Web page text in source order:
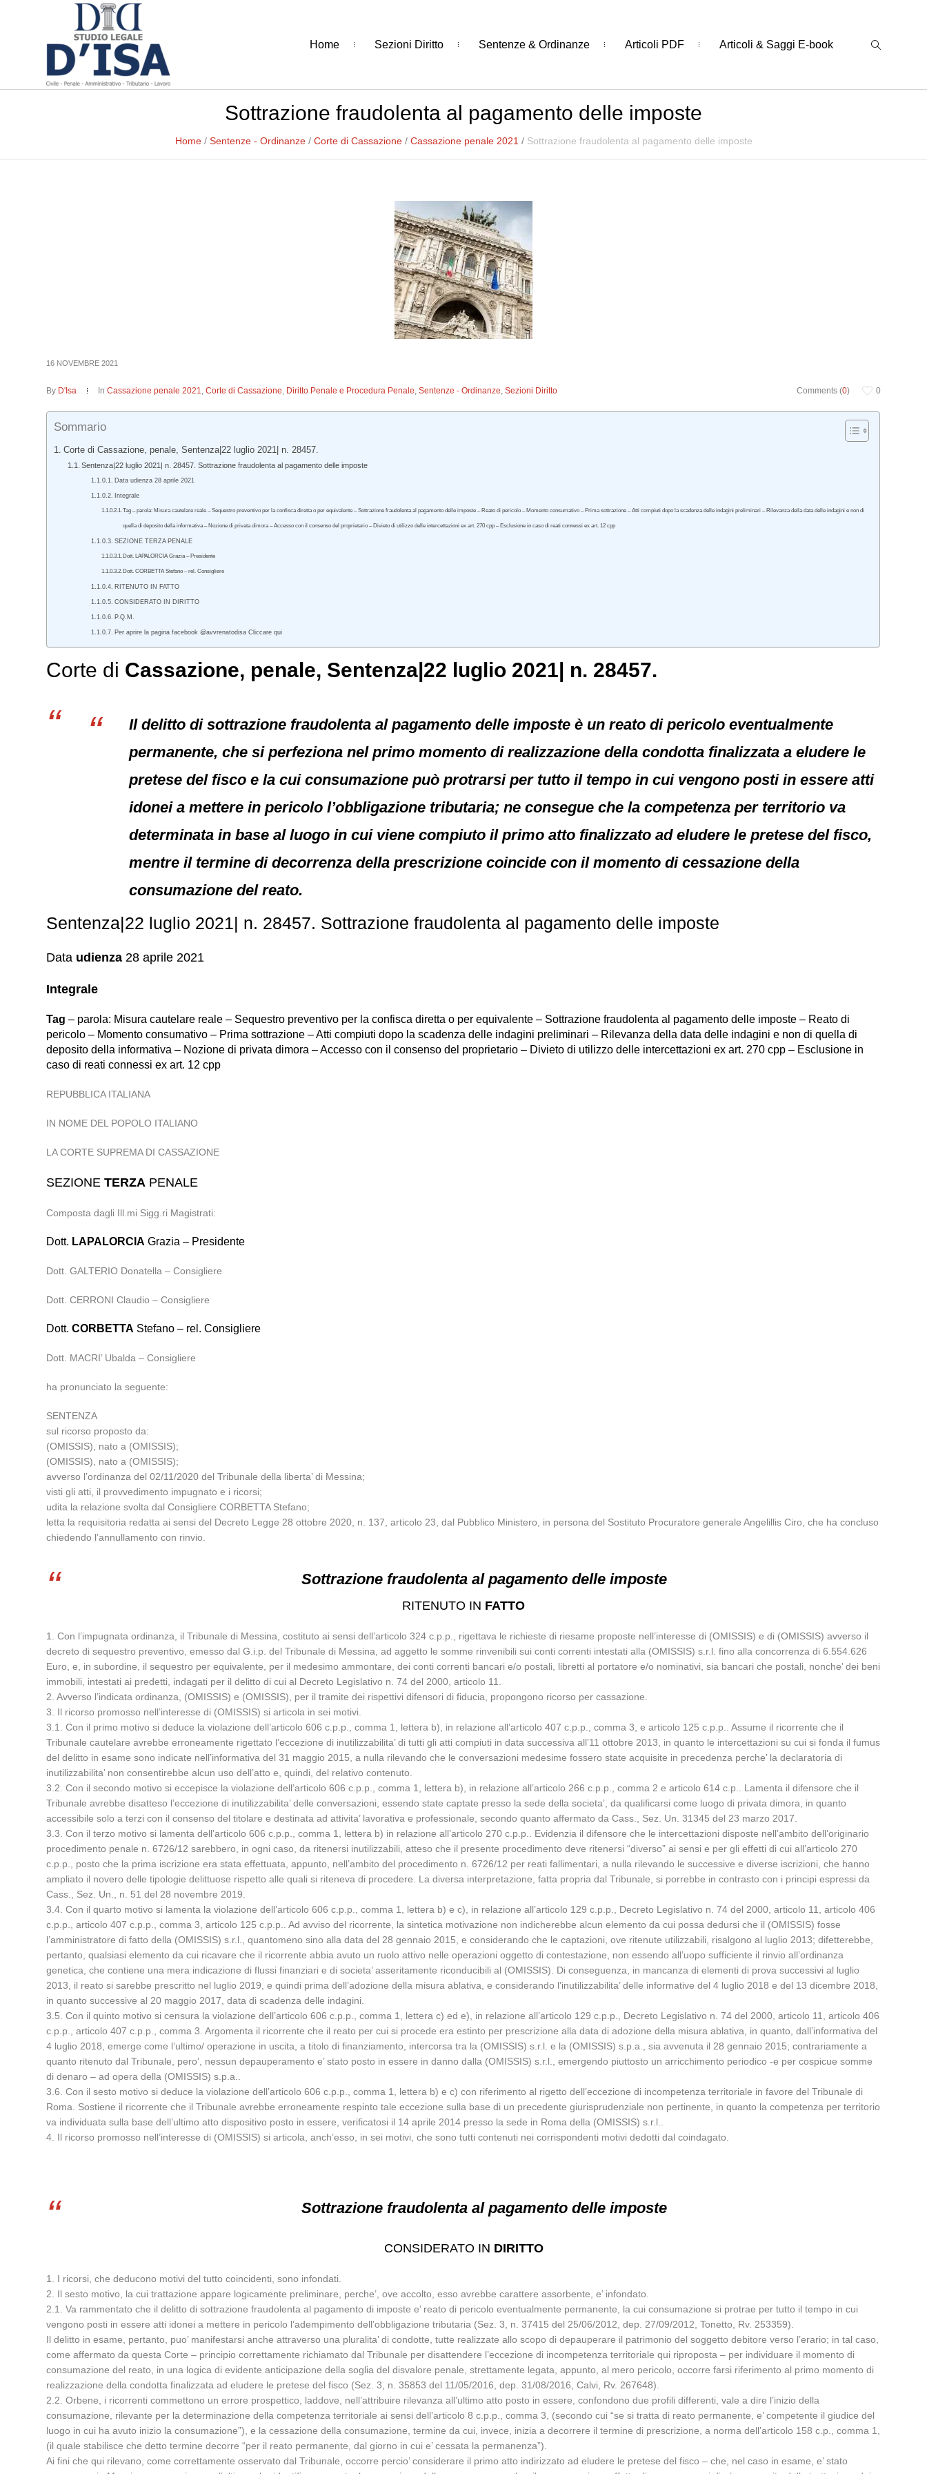
Home Sezioni Diritto Sentenze & Ordinanze Articoli PDF Articoli & Saggi E-book
Sottrazione fraudolenta al pagamento delle imposte
Home / Sentenze - Ordinanze / Corte di Cassazione / Cassazione penale 2021 / Sottrazione fraudolenta al pagamento delle imposte
16 NOVEMBRE 2021
Comments (0) 0
By D'Isa InCassazione penale 2021,Corte di Cassazione, Diritto Penale e Procedura Penale,Sentenze - Ordinanze,Sezioni Diritto
Sommario
Corte di Cassazione, penale, Sentenza|22 luglio 2021| n. 28457.
Sentenza|22 luglio 2021| n. 28457. Sottrazione fraudolenta al pagamento delle imposte
Data udienza 28 aprile 2021
Integrale
Tag – parola: Misura cautelare reale – Sequestro preventivo per la confisca diretta o per equivalente – Sottrazione fraudolenta al pagamento delle imposte – Reato di pericolo – Momento consumativo – Prima sottrazione – Atti compiuti dopo la scadenza delle indagini preliminari – Rilevanza della data delle indagini e non di
quella di deposito della informativa – Nozione di privata dimora – Accesso con il consenso del proprietario – Divieto di utilizzo delle intercettazioni ex art. 270 cpp – Esclusione in caso di reati connessi ex art. 12 cpp
SEZIONE TERZA PENALE
Dott. LAPALORCIA Grazia – Presidente
Dott. CORBETTA Stefano – rel. Consigliere
RITENUTO IN FATTO
CONSIDERATO IN DIRITTO
P.Q.M.
Per aprire la pagina facebook @avvrenatodisa Cliccare qui
Corte di Cassazione, penale, Sentenza|22 luglio 2021| n. 28457.
Il delitto di sottrazione fraudolenta al pagamento delle imposte è un reato di pericolo eventualmente
permanente, che si perfeziona nel primo momento di realizzazione della condotta finalizzata a eludere le
pretese del fisco e la cui consumazione può protrarsi per tutto il tempo in cui vengono posti in essere atti
idonei a mettere in pericolo l’obbligazione tributaria; ne consegue che la competenza per territorio va
determinata in base al luogo in cui viene compiuto il primo atto finalizzato ad eludere le pretese del fisco,
mentre il termine di decorrenza della prescrizione coincide con il momento di cessazione della
consumazione del reato.
Sentenza|22 luglio 2021| n. 28457. Sottrazione fraudolenta al pagamento delle imposte
Data udienza 28 aprile 2021
Integrale
Tag – parola: Misura cautelare reale – Sequestro preventivo per la confisca diretta o per equivalente – Sottrazione fraudolenta al pagamento delle imposte – Reato di
pericolo – Momento consumativo – Prima sottrazione – Atti compiuti dopo la scadenza delle indagini preliminari – Rilevanza della data delle indagini e non di quella di
deposito della informativa – Nozione di privata dimora – Accesso con il consenso del proprietario – Divieto di utilizzo delle intercettazioni ex art. 270 cpp – Esclusione in
caso di reati connessi ex art. 12 cpp
REPUBBLICA ITALIANA
IN NOME DEL POPOLO ITALIANO
LA CORTE SUPREMA DI CASSAZIONE
SEZIONETERZA PENALE
Composta dagli Ill.mi Sigg.ri Magistrati:
Dott. LAPALORCIA Grazia – Presidente
Dott. GALTERIO Donatella – Consigliere
Dott. CERRONI Claudio – Consigliere
Dott.CORBETTA Stefano – rel. Consigliere
Dott. MACRI’ Ubalda – Consigliere
ha pronunciato la seguente:
SENTENZA
sul ricorso proposto da:
(OMISSIS), nato a (OMISSIS);
(OMISSIS), nato a (OMISSIS);
avverso l’ordinanza del 02/11/2020 del Tribunale della liberta’ di Messina;
visti gli atti, il provvedimento impugnato e i ricorsi;
udita la relazione svolta dal Consigliere CORBETTA Stefano;
letta la requisitoria redatta ai sensi del Decreto Legge 28 ottobre 2020, n. 137, articolo 23, dal Pubblico Ministero, in persona del Sostituto Procuratore generale Angelillis Ciro, che ha concluso
chiedendo l’annullamento con rinvio.
Sottrazione fraudolenta al pagamento delle imposte
RITENUTO IN FATTO
1. Con l’impugnata ordinanza, il Tribunale di Messina, costituto ai sensi dell’articolo 324 c.p.p., rigettava le richieste di riesame proposte nell’interesse di (OMISSIS) e di (OMISSIS) avverso il
decreto di sequestro preventivo, emesso dal G.i.p. del Tribunale di Messina, ad aggetto le somme rinvenibili sui conti correnti intestati alla (OMISSIS) s.r.l. fino alla concorrenza di 6.554.626
Euro, e, in subordine, il sequestro per equivalente, per il medesimo ammontare, dei conti correnti bancari e/o postali, libretti al portatore e/o nominativi, sia bancari che postali, nonche’ dei beni
immobili, intestati ai predetti, indagati per il delitto di cui al Decreto Legislativo n. 74 del 2000, articolo 11.
2. Avverso l’indicata ordinanza, (OMISSIS) e (OMISSIS), per il tramite dei rispettivi difensori di fiducia, propongono ricorso per cassazione.
3. Il ricorso promosso nell’interesse di (OMISSIS) si articola in sei motivi.
3.1. Con il primo motivo si deduce la violazione dell’articolo 606 c.p.p., comma 1, lettera b), in relazione all’articolo 407 c.p.p., comma 3, e articolo 125 c.p.p.. Assume il ricorrente che il
Tribunale cautelare avrebbe erroneamente rigettato l’eccezione di inutilizzabilita’ di tutti gli atti compiuti in data successiva all’11 ottobre 2013, in quanto le intercettazioni su cui si fonda il fumus
del delitto in esame sono indicate nell’informativa del 31 maggio 2015, a nulla rilevando che le conversazioni medesime fossero state acquisite in precedenza perche’ la declaratoria di
inutilizzabilita’ non consentirebbe alcun uso dell’atto e, quindi, del relativo contenuto.
3.2. Con il secondo motivo si eccepisce la violazione dell’articolo 606 c.p.p., comma 1, lettera b), in relazione all’articolo 266 c.p.p., comma 2 e articolo 614 c.p.. Lamenta il difensore che il
Tribunale avrebbe disatteso l’eccezione di inutilizzabilita’ delle conversazioni, essendo state captate presso la sede della societa’, da qualificarsi come luogo di privata dimora, in quanto
accessibile solo a terzi con il consenso del titolare e destinata ad attivita’ lavorativa e professionale, secondo quanto affermato da Cass., Sez. Un. 31345 del 23 marzo 2017.
3.3. Con il terzo motivo si lamenta dell’articolo 606 c.p.p., comma 1, lettera b) in relazione all’articolo 270 c.p.p.. Evidenzia il difensore che le intercettazioni disposte nell’ambito dell’originario
procedimento penale n. 6726/12 sarebbero, in ogni caso, da ritenersi inutilizzabili, atteso che il presente procedimento deve ritenersi “diverso” ai sensi e per gli effetti di cui all’articolo 270
c.p.p., posto che la prima iscrizione era stata effettuata, appunto, nell’ambito del procedimento n. 6726/12 per reati fallimentari, a nulla rilevando le successive e diverse iscrizioni, che hanno
ampliato il novero delle tipologie delittuose rispetto alle quali si riteneva di procedere. La diversa interpretazione, fatta propria dal Tribunale, si porrebbe in contrasto con i principi espressi da
Cass., Sez. Un., n. 51 del 28 novembre 2019.
3.4. Con il quarto motivo si lamenta la violazione dell’articolo 606 c.p.p., comma 1, lettera b) e c), in relazione all’articolo 129 c.p.p., Decreto Legislativo n. 74 del 2000, articolo 11, articolo 406
c.p.p., articolo 407 c.p.p., comma 3, articolo 125 c.p.p.. Ad avviso del ricorrente, la sintetica motivazione non indicherebbe alcun elemento da cui possa dedursi che il (OMISSIS) fosse
l’amministratore di fatto della (OMISSIS) s.r.l., quantomeno sino alla data del 28 gennaio 2015, e considerando che le captazioni, ove ritenute utilizzabili, risalgono al luglio 2013; difetterebbe,
pertanto, qualsiasi elemento da cui ricavare che il ricorrente abbia avuto un ruolo attivo nelle operazioni oggetto di contestazione, non essendo all’uopo sufficiente il rinvio all’ordinanza
genetica, che contiene una mera indicazione di flussi finanziari e di societa’ asseritamente riconducibili al (OMISSIS). Di conseguenza, in mancanza di elementi di prova successivi al luglio
2013, il reato si sarebbe prescritto nel luglio 2019, e quindi prima dell’adozione della misura ablativa, e considerando l’inutilizzabilita’ delle informative del 4 luglio 2018 e del 13 dicembre 2018,
in quanto successive al 20 maggio 2017, data di scadenza delle indagini.
3.5. Con il quinto motivo si censura la violazione dell’articolo 606 c.p.p., comma 1, lettera c) ed e), in relazione all’articolo 129 c.p.p., Decreto Legislativo n. 74 del 2000, articolo 11, articolo 406
c.p.p., articolo 407 c.p.p., comma 3. Argomenta il ricorrente che il reato per cui si procede era estinto per prescrizione alla data di adozione della misura ablativa, in quanto, dall’informativa del
4 luglio 2018, emerge come l’ultimo/ operazione in uscita, a titolo di finanziamento, intercorsa tra la (OMISSIS) s.r.l. e la (OMISSIS) s.p.a., sia avvenuta il 28 gennaio 2015; contrariamente a
quanto ritenuto dal Tribunale, pero’, nessun depauperamento e’ stato posto in essere in danno dalla (OMISSIS) s.r.l., emergendo piuttosto un arricchimento periodico -e per cospicue somme
di denaro – ad opera della (OMISSIS) s.p.a..
3.6. Con il sesto motivo si deduce la violazione dell’articolo 606 c.p.p., comma 1, lettera b) e c) con riferimento al rigetto dell’eccezione di incompetenza territoriale in favore del Tribunale di
Roma. Sostiene il ricorrente che il Tribunale avrebbe erroneamente respinto tale eccezione sulla base di un precedente giurisprudenziale non pertinente, in quanto la competenza per territorio
va individuata sulla base dell’ultimo atto dispositivo posto in essere, verificatosi il 14 aprile 2014 presso la sede in Roma della (OMISSIS) s.r.l..
4. Il ricorso promosso nell’interesse di (OMISSIS) si articola, anch’esso, in sei motivi, che sono tutti contenuti nei corrispondenti motivi dedotti dal coindagato.
Sottrazione fraudolenta al pagamento delle imposte
CONSIDERATO IN DIRITTO
1. I ricorsi, che deducono motivi del tutto coincidenti, sono infondati.
2. Il sesto motivo, la cui trattazione appare logicamente preliminare, perche’, ove accolto, esso avrebbe carattere assorbente, e’ infondato.
2.1. Va rammentato che il delitto di sottrazione fraudolenta al pagamento di imposte e’ reato di pericolo eventualmente permanente, la cui consumazione si protrae per tutto il tempo in cui
vengono posti in essere atti idonei a mettere in pericolo l’adempimento dell’obbligazione tributaria (Sez. 3, n. 37415 del 25/06/2012, dep. 27/09/2012, Tonetto, Rv. 253359).
Il delitto in esame, pertanto, puo’ manifestarsi anche attraverso una pluralita’ di condotte, tutte realizzate allo scopo di depauperare il patrimonio del soggetto debitore verso l’erario; in tal caso,
come affermato da questa Corte – principio correttamente richiamato dal Tribunale per disattendere l’eccezione di incompetenza territoriale qui riproposta – per individuare il momento di
consumazione del reato, in una logica di evidente anticipazione della soglia del disvalore penale, strettamente legata, appunto, al mero pericolo, occorre farsi riferimento al primo momento di
realizzazione della condotta finalizzata ad eludere le pretese del fisco (Sez. 3, n. 35853 del 11/05/2016, dep. 31/08/2016, Calvi, Rv. 267648).
2.2. Orbene, i ricorrenti commettono un errore prospettico, laddove, nell’attribuire rilevanza all’ultimo atto posto in essere, confondono due profili differenti, vale a dire l’inizio della
consumazione, rilevante per la determinazione della competenza territoriale ai sensi dell’articolo 8 c.p.p., comma 3, (secondo cui “se si tratta di reato permanente, e’ competente il giudice del
luogo in cui ha avuto inizio la consumazione”), e la cessazione della consumazione, termine da cui, invece, inizia a decorrere il termine di prescrizione, a norma dell’articolo 158 c.p., comma 1,
(il quale stabilisce che detto termine decorre “per il reato permanente, dal giorno in cui e’ cessata la permanenza”).
Ai fini che qui rilevano, come correttamente osservato dal Tribunale, occorre percio’ considerare il primo atto indirizzato ad eludere le pretese del fisco – che, nel caso in esame, e’ stato